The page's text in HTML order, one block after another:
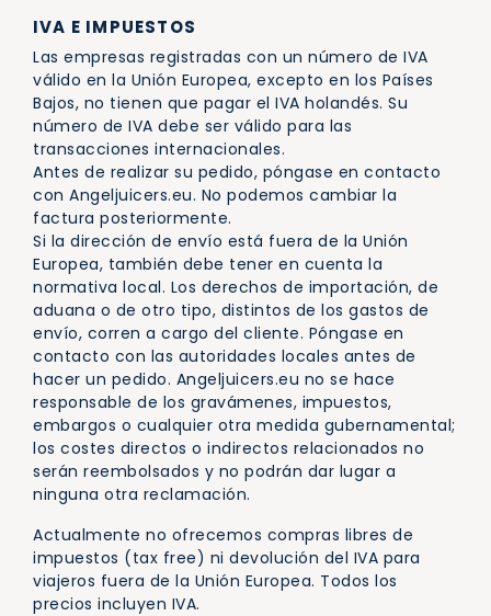
IVA E IMPUESTOS
Las empresas registradas con un número de IVA
válido en la Unión Europea, excepto en los Países
Bajos, no tienen que pagar el IVA holandés. Su
número de IVA debe ser válido para las
transacciones internacionales.
Antes de realizar su pedido, póngase en contacto
con Angeljuicers.eu. No podemos cambiar la
factura posteriormente.
Si la dirección de envío está fuera de la Unión
Europea, también debe tener en cuenta la
normativa local. Los derechos de importación, de
aduana o de otro tipo, distintos de los gastos de
envío, corren a cargo del cliente. Póngase en
contacto con las autoridades locales antes de
hacer un pedido. Angeljuicers.eu no se hace
responsable de los gravámenes, impuestos,
embargos o cualquier otra medida gubernamental;
los costes directos o indirectos relacionados no
serán reembolsados y no podrán dar lugar a
ninguna otra reclamación.
Actualmente no ofrecemos compras libres de
impuestos (tax free) ni devolución del IVA para
viajeros fuera de la Unión Europea. Todos los
precios incluyen IVA.